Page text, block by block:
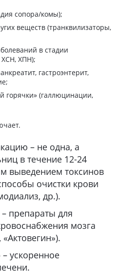
сопора/комы);
веществ (транквилизаторы,
в стадии
ХПН);
гастроэнтерит,
горячки» (галлюцинации,
– не одна, а
в течение 12-24
выведением токсинов
очистки крови
др.).
препараты для
мозга
ускоренное